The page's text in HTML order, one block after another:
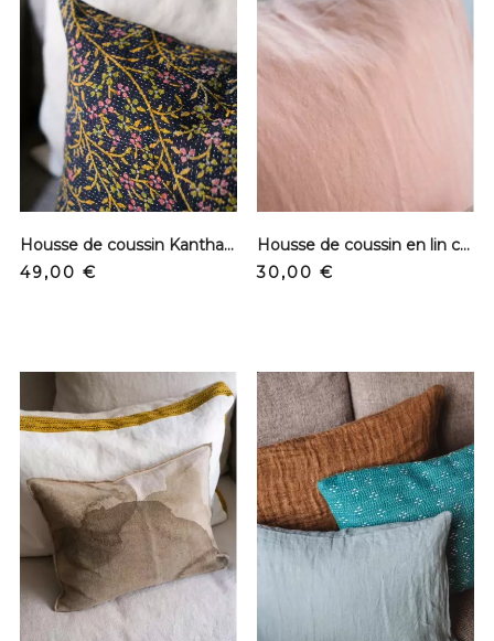
Housse de coussin Kantha - Marine et branches jaunes
Prix
49,00 €
Housse de coussin en lin carré - Rose cuivre
Prix
30,00 €